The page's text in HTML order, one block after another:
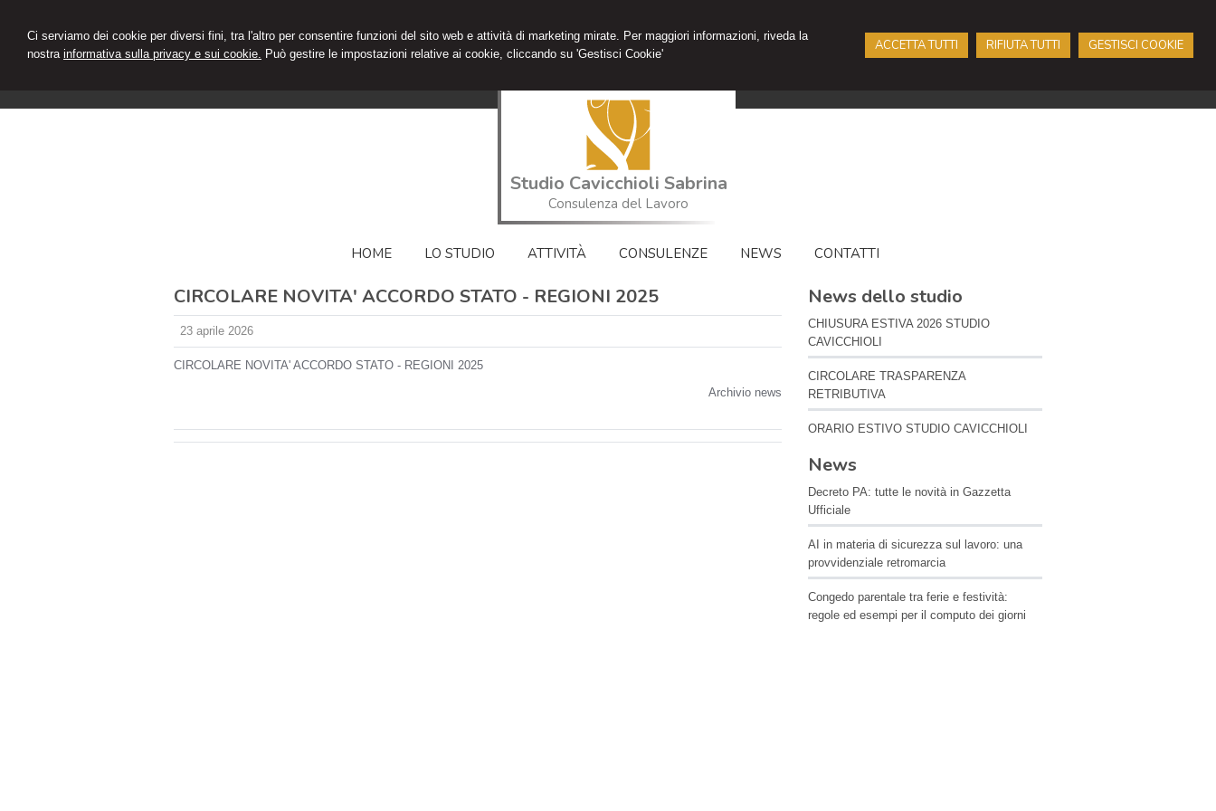
Ci serviamo dei cookie per diversi fini, tra l'altro per consentire funzioni del sito web e attività di marketing mirate. Per maggiori informazioni, riveda la
nostra informativa sulla privacy e sui cookie. Può gestire le impostazioni relative ai cookie, cliccando su 'Gestisci Cookie'
ACCETTA TUTTI RIFIUTA TUTTI GESTISCI COOKIE
Studio Cavicchioli Sabrina
Consulenza del Lavoro
HOME LO STUDIO ATTIVITÀ CONSULENZE NEWS CONTATTI
CIRCOLARE NOVITA' ACCORDO STATO - REGIONI 2025
23 aprile 2026
CIRCOLARE NOVITA' ACCORDO STATO - REGIONI 2025
Archivio news
News dello studio
CHIUSURA ESTIVA 2026 STUDIO
CAVICCHIOLI
CIRCOLARE TRASPARENZA
RETRIBUTIVA
ORARIO ESTIVO STUDIO CAVICCHIOLI
News
Decreto PA: tutte le novità in Gazzetta
Ufficiale
AI in materia di sicurezza sul lavoro: una
provvidenziale retromarcia
Congedo parentale tra ferie e festività:
regole ed esempi per il computo dei giorni